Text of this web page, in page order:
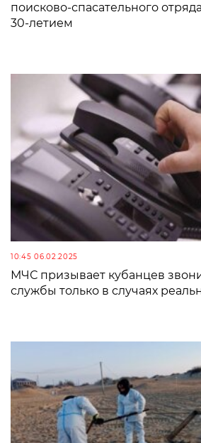
поисково-спасательного
30-летием
10:45 06.02.2025
МЧС призывает кубанцев
службы только в случаях